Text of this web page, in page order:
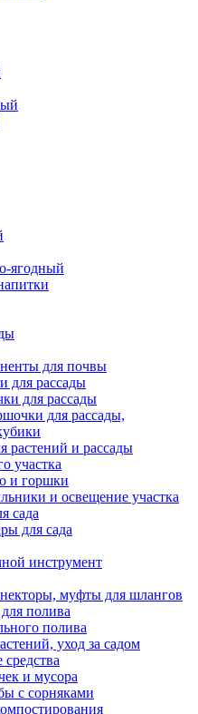
ягодный
для почвы
для рассады
для рассады
для рассады,
растений и рассады
участка
и горшки
и освещение участка
сада
для сада
инструмент
муфты для шлангов
полива
полива
уход за садом
и мусора
с сорняками